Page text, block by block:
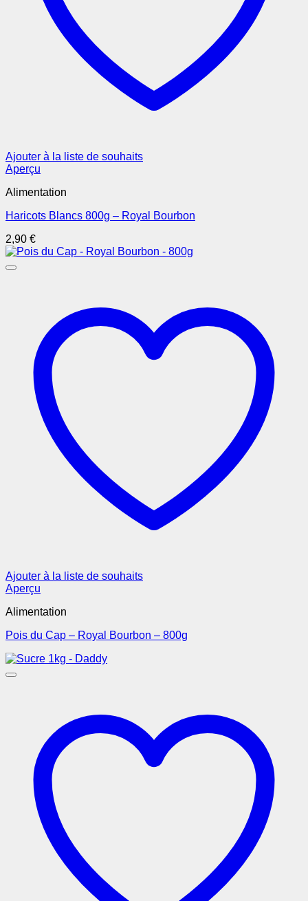
Ajouter à la liste de souhaits
Aperçu
Alimentation
Haricots Blancs 800g – Royal Bourbon
2,90 €
Ajouter à la liste de souhaits
Aperçu
Alimentation
Pois du Cap – Royal Bourbon – 800g